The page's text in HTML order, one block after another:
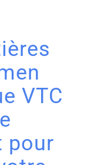
VTC
pour